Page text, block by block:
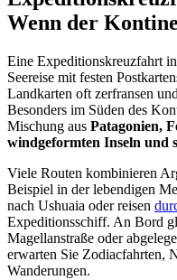
Wenn der
Eine Expeditionskreuzfahrt in
Seereise mit festen
Landkarten oft zerfransen
Besonders im Süden des
Mischung aus Patagonien,
windgeformten Inseln und
Viele Routen kombinieren
Beispiel in der lebendigen
nach Ushuaia oder reisen
Expeditionsschiff. An Bord
Magellanstraße oder
erwarten Sie Zodiacfahrten,
Wanderungen.